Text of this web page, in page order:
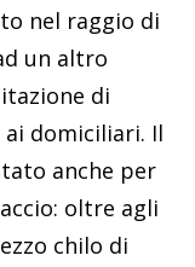
nel raggio di
un altro
di
domiciliari. Il
anche per
oltre agli
chilo di